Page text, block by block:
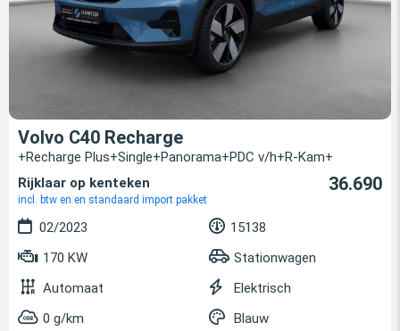
Volvo C40 Recharge
+Recharge Plus+Single+Panorama+PDC v/h+R-Kam+
Rijklaar op kenteken
incl. btw en en standaard import pakket
36.690
02/2023
15138
170 KW
Stationwagen
Automaat
Elektrisch
0 g/km
Blauw